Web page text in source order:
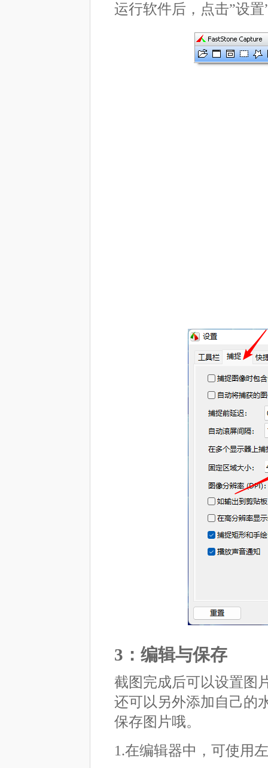
运行软件后，点击”设
3：编辑与保存
截图完成后可以设置图
还可以另外添加自己的
保存图片哦。
1.在编辑器中，可使用